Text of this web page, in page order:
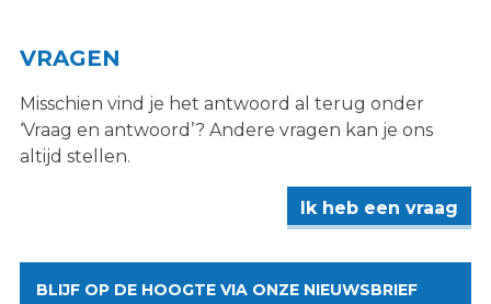
VRAGEN
Misschien vind je het antwoord al terug onder
‘Vraag en antwoord’? Andere vragen kan je ons
altijd stellen.
Ik heb een vraag
BLIJF OP DE HOOGTE VIA ONZE NIEUWSBRIEF